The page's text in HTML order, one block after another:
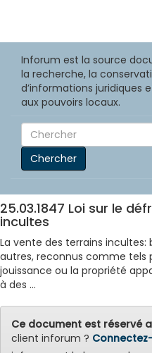
Inforum est la source
la recherche, la
d’informations juridiques
aux pouvoirs locaux.
Chercher
25.03.1847 Loi sur le
incultes
La vente des terrains incultes:
autres, reconnus comme tels
jouissance ou la propriété
à des ...
Ce document est réservé
client inforum ?